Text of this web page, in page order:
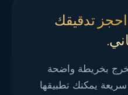
احجز تدقيقك
تخرج بخريطة واضحة
يمكنك تطبيقها